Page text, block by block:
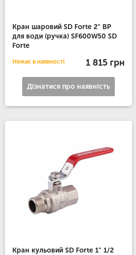
Кран шаровий SD Forte 2" ВР
для води (ручка) SF600W50 SD
Forte
Немає в наявності 1 815 грн
Дізнатися про наявність
Кран кульовий SD Forte 1" 1/2